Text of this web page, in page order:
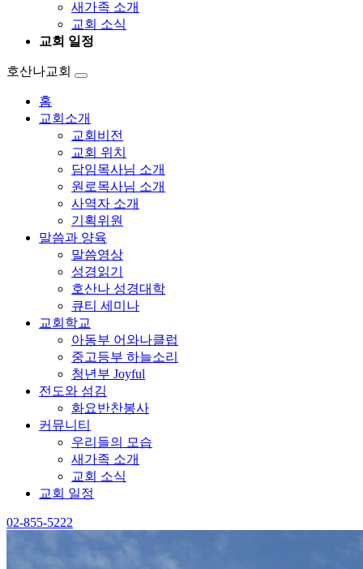
새가족 소개
교회 소식
교회 일정
호산나교회
홈
교회소개
교회비전
교회 위치
담임목사님 소개
원로목사님 소개
사역자 소개
기획위원
말씀과 양육
말씀영상
성경읽기
호산나 성경대학
큐티 세미나
교회학교
아동부 어와나클럽
중고등부 하늘소리
청년부 Joyful
전도와 섬김
화요반찬봉사
커뮤니티
우리들의 모습
새가족 소개
교회 소식
교회 일정
02-855-5222